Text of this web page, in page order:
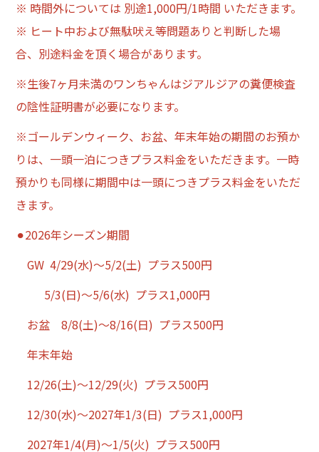
※ 時間外については 別途1,000円/1時間 いただきます。
※ ヒート中および無駄吠え等問題ありと判断した場
合、別途料金を頂く場合があります。
※生後7ヶ月未満のワンちゃんはジアルジアの糞便検査
の陰性証明書が必要になります。
※ゴールデンウィーク、お盆、年末年始の期間のお預か
りは、一頭一泊につきプラス料金をいただきます。一時
預かりも同様に期間中は一頭につきプラス料金をいただ
きます。
⚫︎2026年シーズン期間
GW 4/29(水)〜5/2(土) プラス500円
5/3(日)〜5/6(水) プラス1,000円
お盆 8/8(土)〜8/16(日) プラス500円
年末年始
12/26(土)〜12/29(火) プラス500円
12/30(水)〜2027年1/3(日) プラス1,000円
2027年1/4(月)〜1/5(火) プラス500円